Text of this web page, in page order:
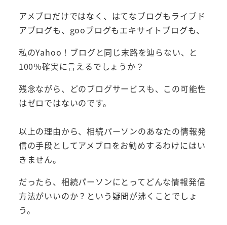
アメブロだけではなく、はてなブログもライブド
アブログも、gooブログもエキサイトブログも、
私のYahoo！ブログと同じ末路を辿らない、と
100％確実に言えるでしょうか？
残念ながら、どのブログサービスも、この可能性
はゼロではないのです。
以上の理由から、相続パーソンのあなたの情報発
信の手段としてアメブロをお勧めするわけにはい
きません。
だったら、相続パーソンにとってどんな情報発信
方法がいいのか？という疑問が沸くことでしょ
う。